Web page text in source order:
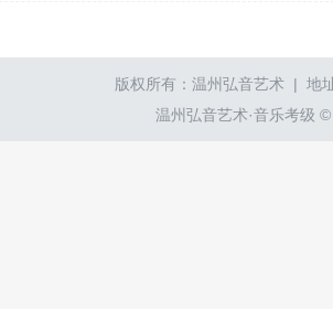
版权所有：温州弘音艺术 | 地
温州弘音艺术·音乐考级